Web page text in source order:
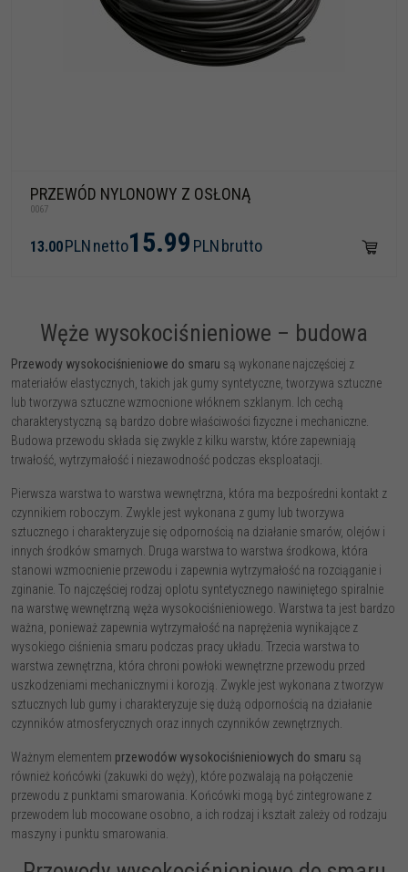
PRZEWÓD NYLONOWY Z OSŁONĄ
0067
13.00PLNnetto15.99 PLN brutto
Węże wysokociśnieniowe – budowa
Przewody wysokociśnieniowe do smaru są wykonane najczęściej z
materiałów elastycznych, takich jak gumy syntetyczne, tworzywa sztuczne
lub tworzywa sztuczne wzmocnione włóknem szklanym. Ich cechą
charakterystyczną są bardzo dobre właściwości fizyczne i mechaniczne.
Budowa przewodu składa się zwykle z kilku warstw, które zapewniają
trwałość, wytrzymałość i niezawodność podczas eksploatacji.
Pierwsza warstwa to warstwa wewnętrzna, która ma bezpośredni kontakt z
czynnikiem roboczym. Zwykle jest wykonana z gumy lub tworzywa
sztucznego i charakteryzuje się odpornością na działanie smarów, olejów i
innych środków smarnych. Druga warstwa to warstwa środkowa, która
stanowi wzmocnienie przewodu i zapewnia wytrzymałość na rozciąganie i
zginanie. To najczęściej rodzaj oplotu syntetycznego nawiniętego spiralnie
na warstwę wewnętrzną węża wysokociśnieniowego. Warstwa ta jest bardzo
ważna, ponieważ zapewnia wytrzymałość na naprężenia wynikające z
wysokiego ciśnienia smaru podczas pracy układu. Trzecia warstwa to
warstwa zewnętrzna, która chroni powłoki wewnętrzne przewodu przed
uszkodzeniami mechanicznymi i korozją. Zwykle jest wykonana z tworzyw
sztucznych lub gumy i charakteryzuje się dużą odpornością na działanie
czynników atmosferycznych oraz innych czynników zewnętrznych.
Ważnym elementem przewodów wysokociśnieniowych do smaru są
również końcówki (zakuwki do węży), które pozwalają na połączenie
przewodu z punktami smarowania. Końcówki mogą być zintegrowane z
przewodem lub mocowane osobno, a ich rodzaj i kształt zależy od rodzaju
maszyny i punktu smarowania.